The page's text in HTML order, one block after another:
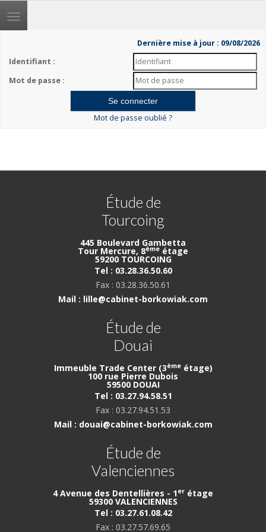
Toggle
navigation
Dernière mise à jour : 09/08/2026
Identifiant :
Mot de passe :
Mot de passe oublié ?
Étude de
Tourcoing
445 Boulevard Gambetta
Tour Mercure, 8ème étage
59200 TOURCOING
Tel : 03.28.36.50.60
Fax : 03.28.36.50.61
Mail : lille@cabinet-borkowiak.com
Étude de
Douai
Immeuble Trade Center (3èmeétage)
100 rue Pierre Dubois
59500 DOUAI
Tel : 03.27.94.58.51
Fax : 03.27.94.51.53
Mail : douai@cabinet-borkowiak.com
Étude de
Valenciennes
4 Avenue des Dentellières - 1er étage
59300 VALENCIENNES
Tel : 03.27.61.08.42
Fax : 03.27.57.69.65